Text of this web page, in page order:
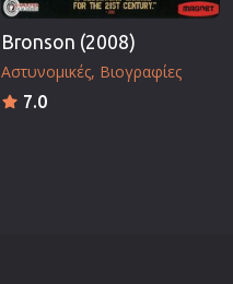
Bronson (2008)
Αστυνομικές Βιογραφίες
7.0